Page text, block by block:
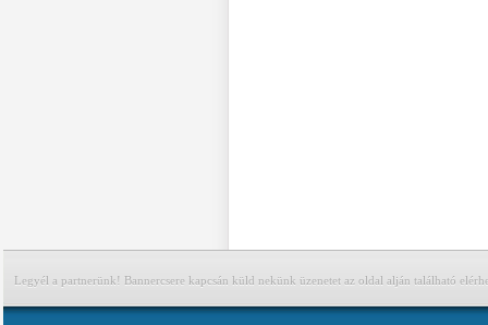
Legyél a partnerünk! Bannercsere kapcsán küld nekünk üzenetet az oldal alján található